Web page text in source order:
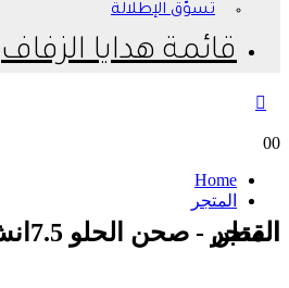
تسوّق الإطلالة
قائمة هدايا الزفاف
00
Home
المتجر
المتجر - صحن الحلو 7.5انش من مجموعة القطن